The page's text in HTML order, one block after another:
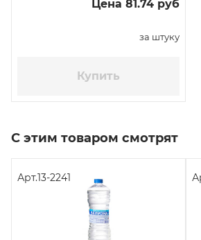
Цена 81.74 руб
за штуку
Купить
С этим товаром смотрят
Арт.13-2241